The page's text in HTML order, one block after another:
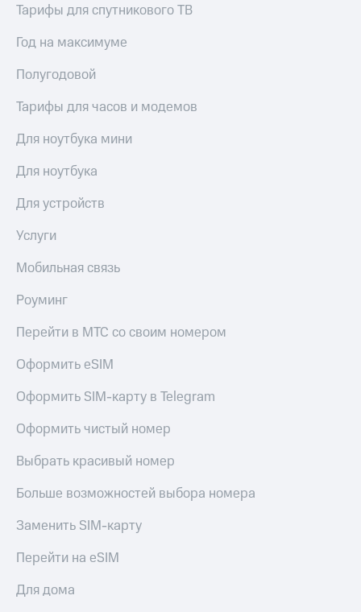
Порядок
акций
Рынок
Еврооблигации-2023
Уведомление
о
погашении
именных
облигаций
Реквизиты
развитие
На главную
Тарифы для спутникового ТВ
Год на максимуме
Полугодовой
Тарифы для часов и модемов
Для ноутбука мини
Для ноутбука
Для устройств
Услуги
Мобильная связь
Роуминг
Перейти в МТС со своим номером
Оформить eSIM
Оформить SIM-карту в Telegram
Оформить чистый номер
Выбрать красивый номер
Больше возможностей выбора номера
Заменить SIM-карту
Перейти на eSIM
Для дома